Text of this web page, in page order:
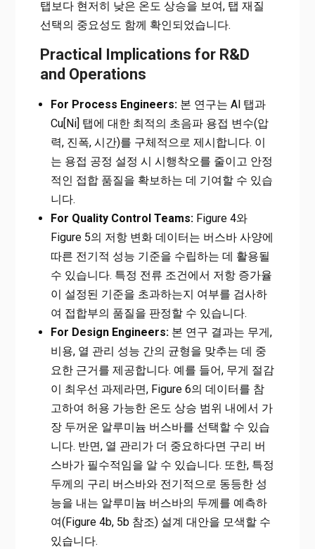
탭보다 현저히 낮은 온도 상승을 보여, 탭 재질
선택의 중요성도 함께 확인되었습니다.
Practical Implications for R&D
and Operations
For Process Engineers:본 연구는 Al 탭과
Cu[Ni] 탭에 대한 최적의 초음파 용접 변수(압
력, 진폭, 시간)를 구체적으로 제시합니다. 이
는 용접 공정 설정 시 시행착오를 줄이고 안정
적인 접합 품질을 확보하는 데 기여할 수 있습
니다.
For Quality Control Teams:Figure 4와
Figure 5의 저항 변화 데이터는 버스바 사양에
따른 전기적 성능 기준을 수립하는 데 활용될
수 있습니다. 특정 전류 조건에서 저항 증가율
이 설정된 기준을 초과하는지 여부를 검사하
여 접합부의 품질을 판정할 수 있습니다.
For Design Engineers:본 연구 결과는 무게,
비용, 열 관리 성능 간의 균형을 맞추는 데 중
요한 근거를 제공합니다. 예를 들어, 무게 절감
이 최우선 과제라면, Figure 6의 데이터를 참
고하여 허용 가능한 온도 상승 범위 내에서 가
장 두꺼운 알루미늄 버스바를 선택할 수 있습
니다. 반면, 열 관리가 더 중요하다면 구리 버
스바가 필수적임을 알 수 있습니다. 또한, 특정
두께의 구리 버스바와 전기적으로 동등한 성
능을 내는 알루미늄 버스바의 두께를 예측하
여(Figure 4b, 5b 참조) 설계 대안을 모색할 수
있습니다.